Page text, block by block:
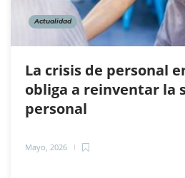
Actualidad
La crisis de personal
obliga a reinventar la
personal
Mayo, 2026